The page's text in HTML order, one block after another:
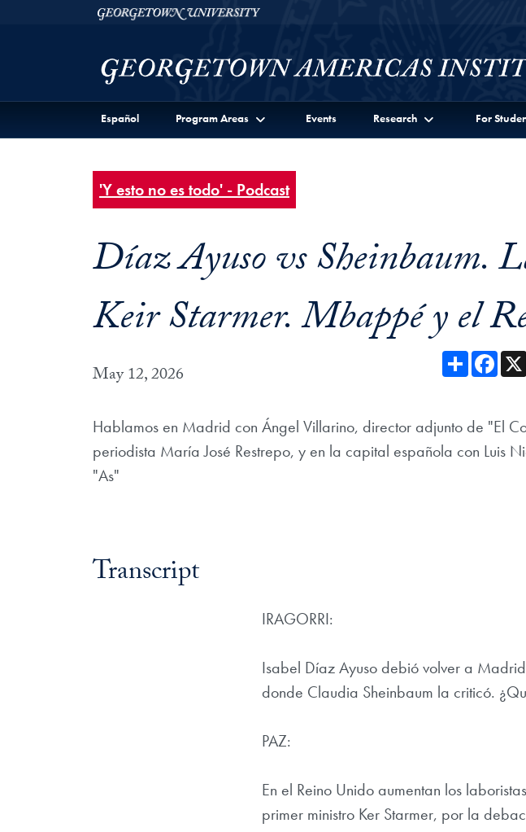
Skip to Georgetown Americas Institute Full Site Menu
Skip to main contentGeorgetown University
Español Program Areas Events Research For
'Y esto no es todo' - Podcast
Díaz Ayuso vs Sheinbaum.
Keir Starmer. Mbappé y el
May 12, 2026
Share
Hablamos en Madrid con Ángel Villarino, director adjunto de "El
periodista María José Restrepo, y en la capital española con Luis
"As"
Transcript
IRAGORRI:
Isabel Díaz Ayuso debió volver a
donde Claudia Sheinbaum la criticó.
PAZ:
En el Reino Unido aumentan los
primer ministro Ker Starmer, por la